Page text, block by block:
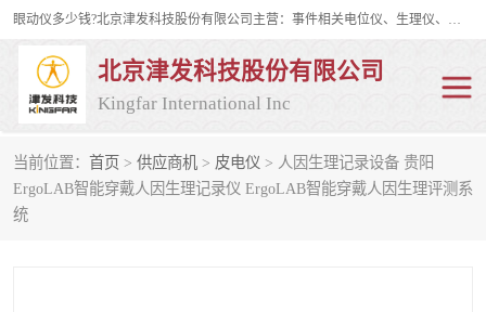
眼动仪多少钱?北京津发科技股份有限公司主营：事件相关电位仪、生理仪、肌电仪、脑电仪、皮电仪、眼动仪；是国家级高新技术企业、科技部认定的科技型中小企业和中关村高新技术企业，具备保密资格，具备自主进出口经营权；自主研发技术、产品与服务荣获多项省部级科学技术奖励、国家发明专利、国家软件著作权和省部级新技术新产品（服务）认证。
北京津发科技股份有限公司
Kingfar International Inc
当前位置： 首页 > 供应商机 > 皮电仪 > 人因生理记录设备 贵阳
ErgoLAB智能穿戴人因生理记录仪 ErgoLAB智能穿戴人因生理评测系
统
皮电仪 脑电仪